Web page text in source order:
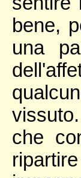
bene,
una
che